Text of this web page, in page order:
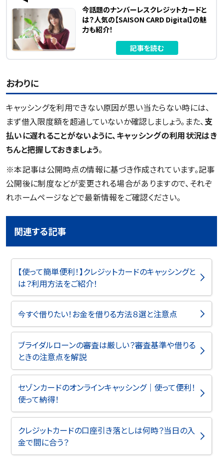
今話題のナンバーレスクレジットカードと
は？人気の【SAISON CARD Digital】の魅
力も紹介！
記事を読む
おわりに
キャッシングを利用できない原因が思い当たらない時には、
まず借入限度額を超過していないか確認しましょう。また、支
払いに遅れることがないように、キャッシングの利用状況はき
ちんと把握しておきましょう。
※本記事は公開時点の情報に基づき作成されています。記事
公開後に制度などが変更される場合がありますので、それぞ
れホームページなどで最新情報をご確認ください。
関連する記事
【使って簡単便利！】クレジットカードのキャッシングと
は？利用方法をご紹介！
今すぐ借りたい！お金を借りる方法８選と注意点
ブライダルローンの審査は厳しい？審査基準や借りる
ときの注意点を解説
セゾンカードのオンラインキャッシング｜使って便利！
使って納得！
クレジットカードの口座引き落としは何時？当日の入
金で間に合う？